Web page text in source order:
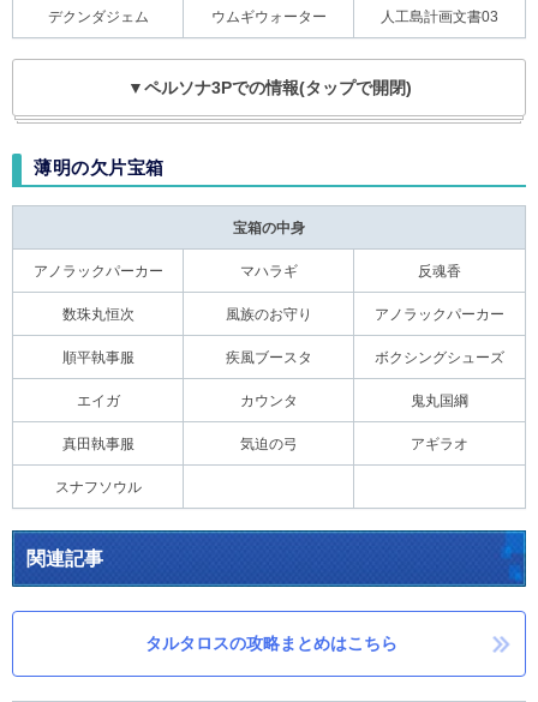
デクンダジェム ウムギウォーター 人工島計画文書03
▼ペルソナ3Pでの情報(タップで開閉)
薄明の欠片宝箱
宝箱の中身
アノラックパーカー マハラギ 反魂香
数珠丸恒次 風族のお守り アノラックパーカー
順平執事服 疾風ブースタ ボクシングシューズ
エイガ カウンタ 鬼丸国綱
真田執事服 気迫の弓 アギラオ
スナフソウル
関連記事
タルタロスの攻略まとめはこちら